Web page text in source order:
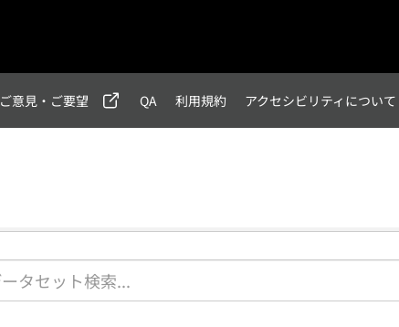
ご意見・ご要望 QA 利用規約 アクセシビリティについて